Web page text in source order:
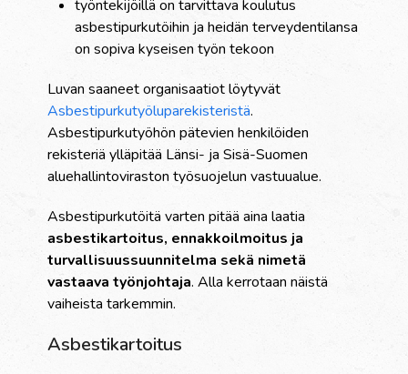
työntekijöillä on tarvittava koulutus
asbestipurkutöihin ja heidän terveydentilansa
on sopiva kyseisen työn tekoon
Luvan saaneet organisaatiot löytyvät
Asbestipurkutyöluparekisteristä.
Asbestipurkutyöhön pätevien henkilöiden
rekisteriä ylläpitää Länsi- ja Sisä-Suomen
aluehallintoviraston työsuojelun vastuualue.
Asbestipurkutöitä varten pitää aina laatia
asbestikartoitus, ennakkoilmoitus ja
turvallisuussuunnitelma sekä nimetä
vastaava työnjohtaja. Alla kerrotaan näistä
vaiheista tarkemmin.
Asbestikartoitus